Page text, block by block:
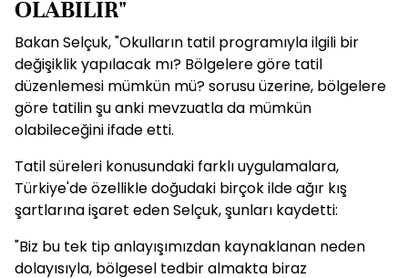
OLABİLİR"
Bakan Selçuk, "Okulların tatil programıyla ilgili bir
değişiklik yapılacak mı? Bölgelere göre tatil
düzenlemesi mümkün mü? sorusu üzerine, bölgelere
göre tatilin şu anki mevzuatla da mümkün
olabileceğini ifade etti.
Tatil süreleri konusundaki farklı uygulamalara,
Türkiye'de özellikle doğudaki birçok ilde ağır kış
şartlarına işaret eden Selçuk, şunları kaydetti:
"Biz bu tek tip anlayışımızdan kaynaklanan neden
dolayısıyla, bölgesel tedbir almakta biraz